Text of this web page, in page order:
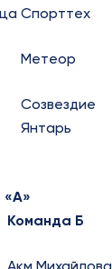
Спорттех
Метеор
Созвездие
Янтарь
«А»
Команда Б